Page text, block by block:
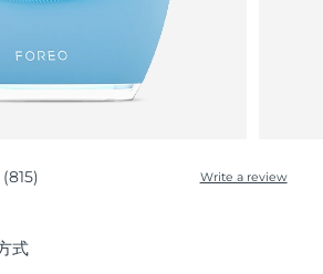
(815) Write a review
式